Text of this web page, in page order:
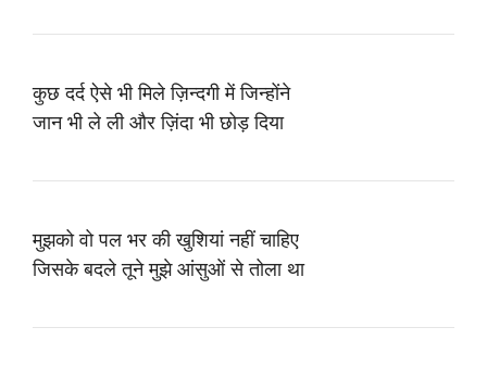
कुछ दर्द ऐसे भी मिले ज़िन्दगी में जिन्होंने
जान भी ले ली और ज़िंदा भी छोड़ दिया
मुझको वो पल भर की खुशियां नहीं चाहिए
जिसके बदले तूने मुझे आंसुओं से तोला था